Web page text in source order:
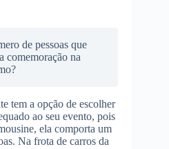
de pessoas que
comemoração na
tem a opção de escolher
ao seu evento, pois
ela comporta um
Na frota de carros da